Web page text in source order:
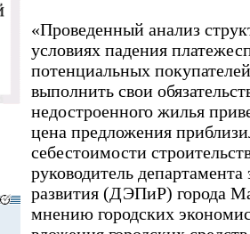
«Проведенный анализ
условиях падения
потенциальных
выполнить свои
недостроенного жилья
цена предложения
себестоимости
руководитель
развития (ДЭПиР) города
мнению городских